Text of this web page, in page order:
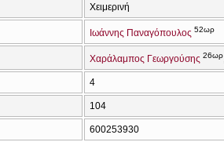
Χειμερινή
Ιωάννης Παναγόπουλος 52ωρ
Χαράλαμπος Γεωργούσης 26ωρ
4
104
600253930